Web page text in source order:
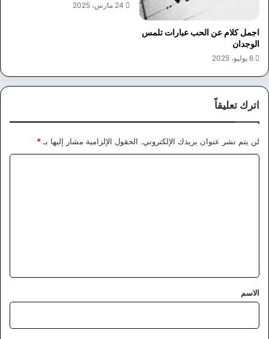
اجمل كلام عن الحب عبارات تلمس
الوجدان
6 يوليو، 2025
24 مارس، 2025
اترك تعليقاً
لن يتم نشر عنوان بريدك الإلكتروني. الحقول الإلزامية مشار إليها بـ *
*
الاسم